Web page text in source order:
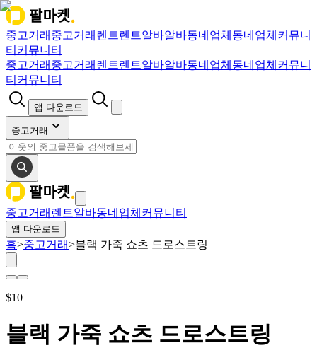
중고거래 중고거래 렌트렌트알바알바동네업체 동네업체 커뮤니
티 커뮤니티
중고거래 중고거래 렌트렌트알바알바동네업체 동네업체 커뮤니
티 커뮤니티
앱 다운로드
중고거래
중고거래 렌트알바동네업체 커뮤니티
앱 다운로드
홈>중고거래>블랙 가죽 쇼츠 드로스트링
$10
블랙 가죽 쇼츠 드로스트링